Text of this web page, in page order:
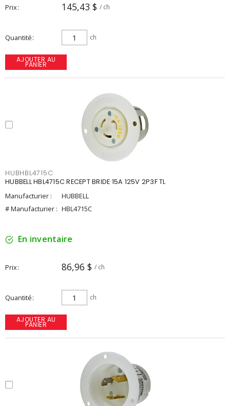
Prix 145,43 $ / ch
Quantité ch
AJOUTER AU
PANIER
HUBHBL4715C
HUBBELL HBL4715C RECEPT BRIDE 15A 125V 2P3F TL
Manufacturier :
HUBBELL
# Manufacturier : HBL4715C
En inventaire
Prix 86,96 $ / ch
Quantité ch
AJOUTER AU
PANIER